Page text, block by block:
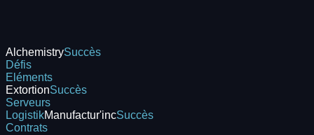
AlchemistrySuccès
Défis
Eléments
ExtortionSuccès
Serveurs
LogistikManufactur'incSuccès
Contrats